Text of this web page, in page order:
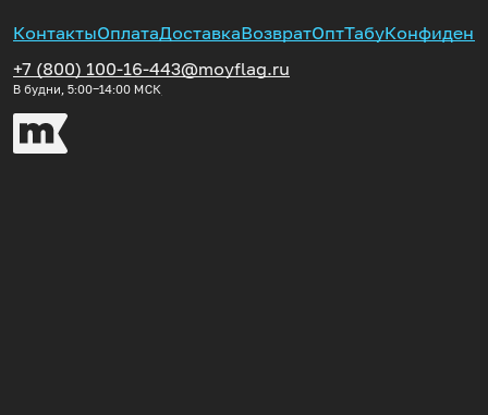
КонтактыОплатаДоставкаВозвратОптТабу
+7 (800) 100-16-44
В будни, 5:00‒14:00 МСК
3@moyflag.ru